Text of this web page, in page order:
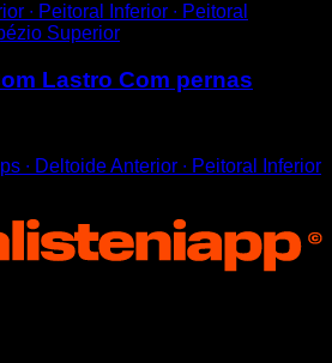
∙ Peitoral Inferior ∙ Peitoral
Superior
Lastro Com pernas
∙ Deltoide Anterior ∙ Peitoral Inferior